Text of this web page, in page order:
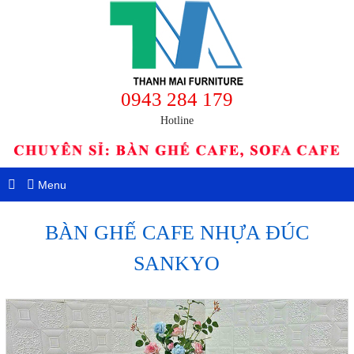
0943 284 179
Hotline
Menu
BÀN GHẾ CAFE NHỰA ĐÚC
SANKYO